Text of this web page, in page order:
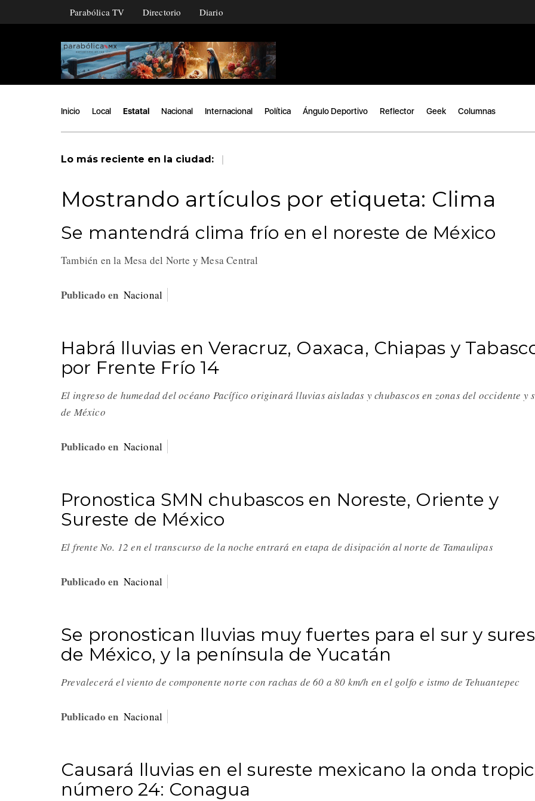
Parabólica TV Directorio Diario
Inicio Local Estatal Nacional Internacional Política Ángulo Deportivo Reflector Geek Columnas
Lo más reciente en la ciudad: |
Mostrando artículos por etiqueta: Clima
Se mantendrá clima frío en el noreste de México
También en la Mesa del Norte y Mesa Central
Publicado en Nacional
Habrá lluvias en Veracruz, Oaxaca, Chiapas y
por Frente Frío 14
El ingreso de humedad del océano Pacífico originará lluvias aisladas y chubascos en zonas del occidente y
de México
Publicado en Nacional
Pronostica SMN chubascos en Noreste, Oriente y
Sureste de México
El frente No. 12 en el transcurso de la noche entrará en etapa de disipación al norte de Tamaulipas
Publicado en Nacional
Se pronostican lluvias muy fuertes para el sur y
de México, y la península de Yucatán
Prevalecerá el viento de componente norte con rachas de 60 a 80 km/h en el golfo e istmo de Tehuantepec
Publicado en Nacional
Causará lluvias en el sureste mexicano la onda
número 24: Conagua